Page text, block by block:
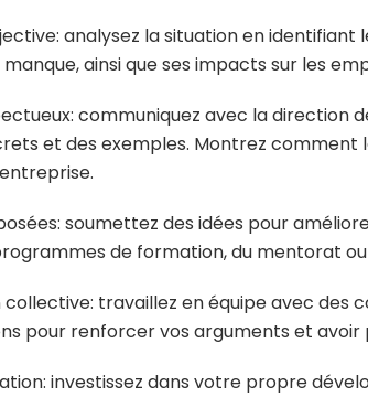
analysez la situation en
ainsi que ses impacts sur les
communiquez avec la direction
et des exemples. Montrez
soumettez des idées pour
de formation, du mentorat
travaillez en équipe avec des
pour renforcer vos arguments et avoir
investissez dans votre propre